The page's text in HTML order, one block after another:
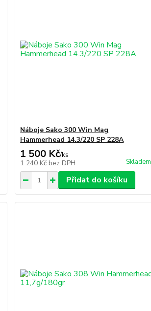
Náboje Sako 300 Win Mag
Hammerhead 14.3/220 SP 228A
1 500 Kč/ks
1 240 Kč bez DPH Skladem
Přidat do košíku